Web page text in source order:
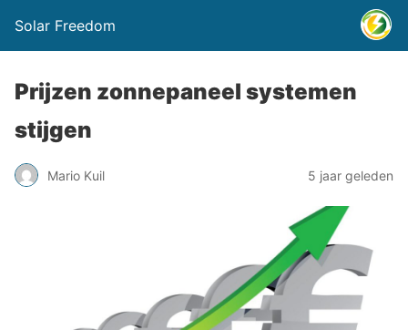
Solar Freedom
Prijzen zonnepaneel systemen
stijgen
Mario Kuil 5 jaar geleden